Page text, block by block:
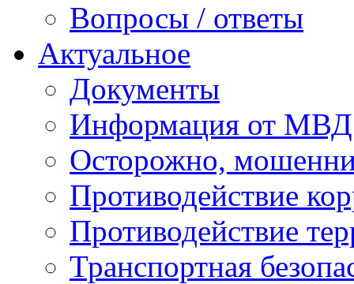
Вопросы / ответы
Актуальное
Документы
Информация от МВД
Осторожно,
Противодействие
Противодействие
Транспортная